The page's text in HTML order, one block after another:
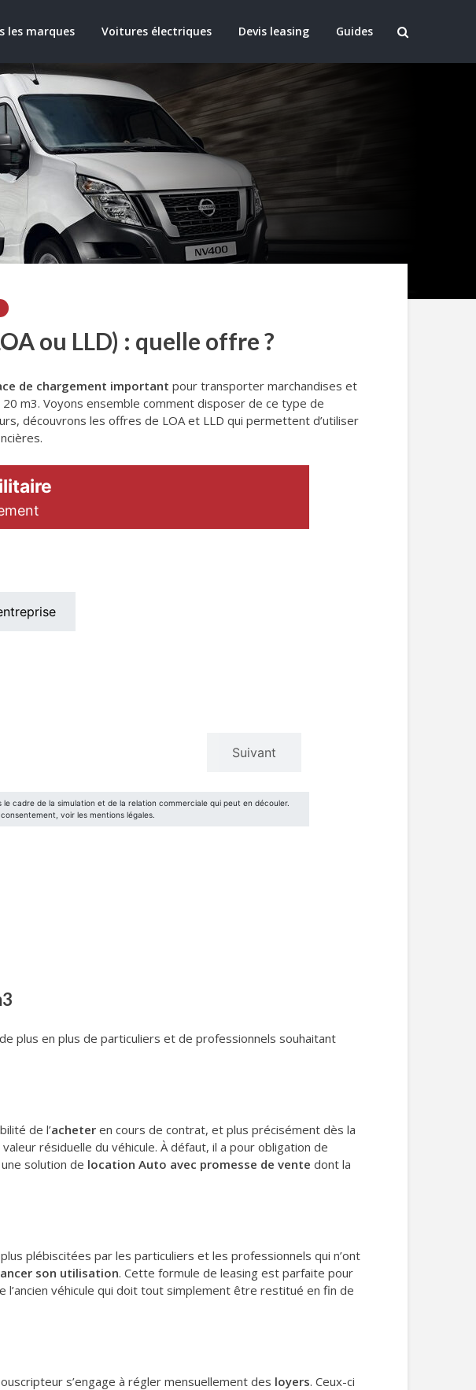
les marques Voitures électriques Devis leasing Guides
ou LLD) : quelle offre ?
de chargement important pour transporter marchandises et
m3. Voyons ensemble comment disposer de ce type de
découvrons les offres de LOA et LLD qui permettent d’utiliser
plus en plus de particuliers et de professionnels souhaitant
de l’acheter en cours de contrat, et plus précisément dès la
résiduelle du véhicule. À défaut, il a pour obligation de
solution de location Auto avec promesse de vente dont la
plébiscitées par les particuliers et les professionnels qui n’ont
son utilisation. Cette formule de leasing est parfaite pour
véhicule qui doit tout simplement être restitué en fin de
s’engage à régler mensuellement des loyers. Ceux-ci